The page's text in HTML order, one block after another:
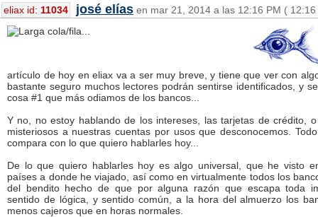
eliax id: 11034 josé elías en mar 21, 2014 a las 12:16 PM (
artículo de hoy en eliax va a ser muy breve, y tiene que ver con
bastante seguro muchos lectores podrán sentirse identificados, y
cosa #1 que más odiamos de los bancos...
Y no, no estoy hablando de los intereses, las tarjetas de crédito,
misteriosos a nuestras cuentas por usos que desconocemos.
compara con lo que quiero hablarles hoy...
De lo que quiero hablarles hoy es algo universal, que he visto
países a donde he viajado, así como en virtualmente todos los
del bendito hecho de que por alguna razón que escapa toda
sentido de lógica, y sentido común, a la hora del almuerzo los
menos cajeros que en horas normales.